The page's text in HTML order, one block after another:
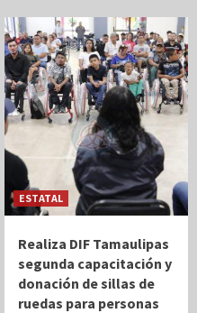
ESTATAL
Realiza DIF Tamaulipas
segunda capacitación y
donación de sillas de
ruedas para personas